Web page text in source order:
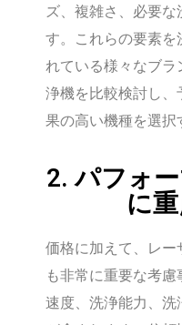
ズ、複雑さ、必要
す。これらの要素を
れている様々なブ
浄機を比較検討し、
果の高い機種を選択
2. パフォ
に
価格に加えて、レー
も非常に重要な考
速度、洗浄能力、